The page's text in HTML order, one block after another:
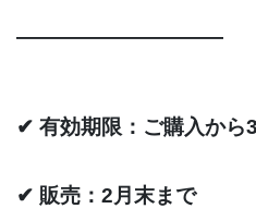
――――――――――
✔ 有効期限：ご購入から
✔ 販売：2月末まで